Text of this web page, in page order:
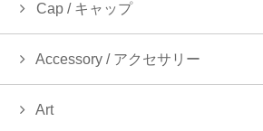
Cap / キャップ
Accessory / アクセサリー
Art